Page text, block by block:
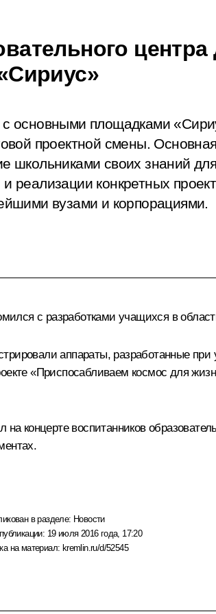
центра
основными площадками
проектной смены.
школьниками своих знаний для
реализации конкретных
вузами и корпорациями.
с разработками учащихся в
аппараты, разработанные
«Приспосабливаем космос для
на концерте воспитанников
в разделе: Новости
19 июля 2016 года, 17:20
на материал: kremlin.ru/d/52545